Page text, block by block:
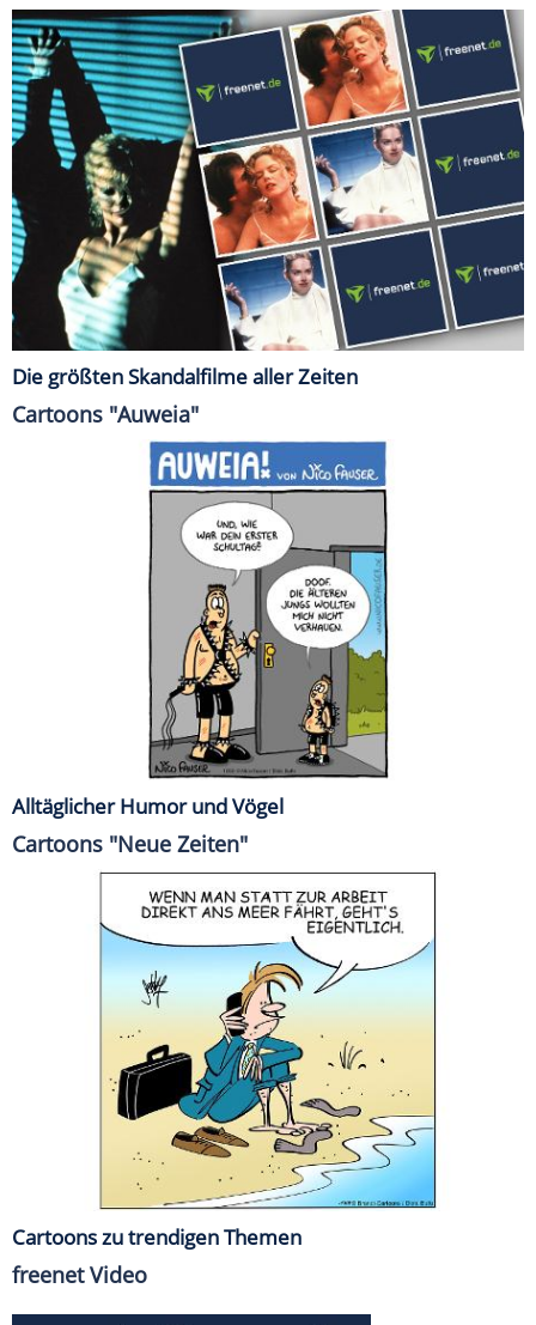
Die größten Skandalfilme aller Zeiten
Cartoons "Auweia"
Alltäglicher Humor und Vögel
Cartoons "Neue Zeiten"
Cartoons zu trendigen Themen
freenet Video